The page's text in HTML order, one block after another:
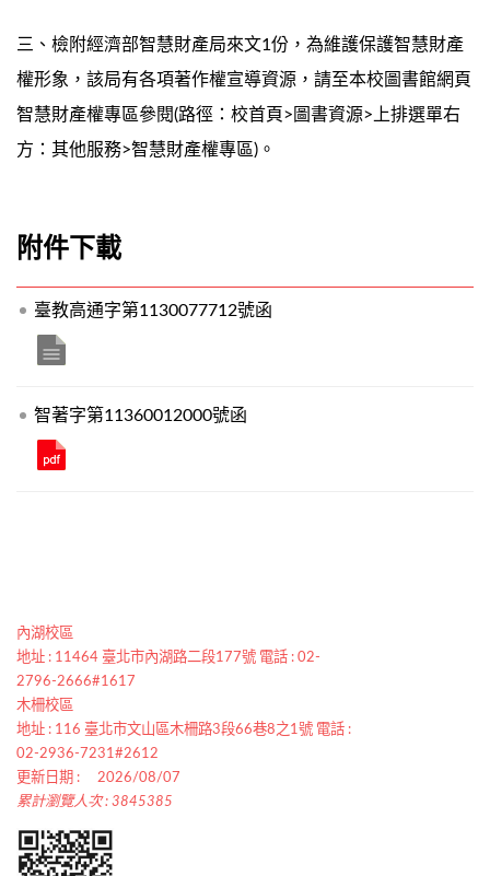
三、檢附經濟部智慧財產局來文1份，為維護保護智慧財產
權形象，該局有各項著作權宣導資源，請至本校圖書館網頁
智慧財產權專區參閱(路徑：校首頁>圖書資源>上排選單右
方：其他服務>智慧財產權專區)。
附件下載
臺教高通字第1130077712號函
智著字第11360012000號函
內湖校區
地址 : 11464 臺北市內湖路二段177號 電話 : 02-
2796-2666#1617
木柵校區
地址 : 116 臺北市文山區木柵路3段66巷8之1號 電話 :
02-2936-7231#2612
更新日期 :
2026/08/07
累計瀏覽人次 : 3845385